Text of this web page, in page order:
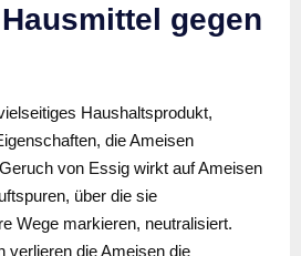
gegen
Haushaltsprodukt,
die Ameisen
von Essig wirkt auf Ameisen
über die sie
Wege markieren, neutralisiert.
verlieren die Ameisen die